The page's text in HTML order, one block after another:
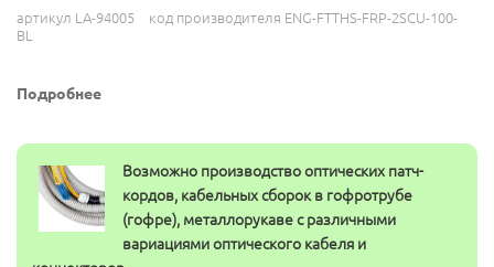
артикул LA-94005
код производителя ENG-FTTHS-FRP-2SCU-100-
BL
Подробнее
Возможно производство оптических патч-
кордов, кабельных сборок в гофротрубе
(гофре), металлорукаве с различными
вариациями оптического кабеля и